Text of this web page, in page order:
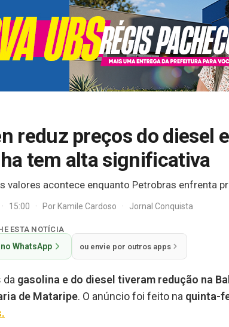
reduz preços do diesel
tem alta significativa
valores acontece enquanto Petrobras enfrenta
· 15:00 · PorKamile Cardoso · Jornal Conquista
ESTA NOTÍCIA
WhatsApp ou envie por outros apps
da gasolina e do diesel tiveram redução na
de Mataripe. O anúncio foi feito na quinta-
.